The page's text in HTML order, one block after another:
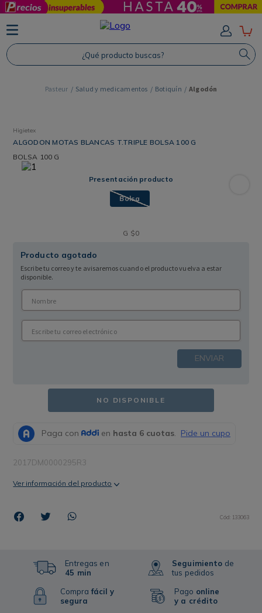
¿Qué producto buscas?
Salud y medicamentos Botiquín Algodón
Higietex
ALGODON MOTAS BLANCAS T.TRIPLE BOLSA 100 G
BOLSA 100 G
Presentación producto
Bolsa
G $0
Producto agotado
Escribe tu correo y te avisaremos cuando el producto vuelva a estar
disponible.
ENVIAR
NO DISPONIBLE
2017DM0000295R3
Ver información del producto
Cód: 133063
Entregas en
45 min
Comprafácil y
segura
Seguimiento de
tus pedidos
Pago online
y a crédito
TÉRMINOS MÁS BUSCADOS
1. Protector Solar
2. Shampoo
Proteina